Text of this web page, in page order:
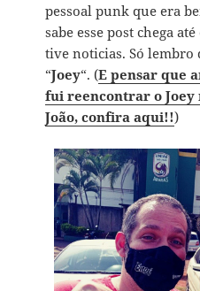
pessoal punk que era
sabe esse post chega
tive noticias. Só lembro
“Joey“. (E pensar que
fui reencontrar o Joey
João, confira aqui!!)